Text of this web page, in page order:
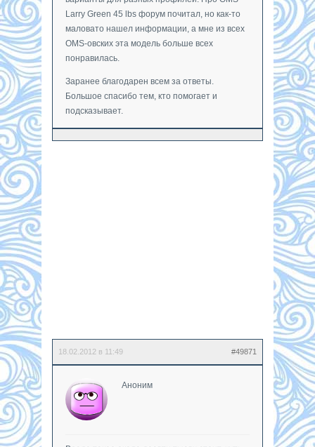
Larry Green 45 lbs форум почитал, но как-то
маловато нашел информации, а мне из всех
OMS-овских эта модель больше всех
понравилась.
Заранее благодарен всем за ответы.
Большое спасибо тем, кто помогает и
подсказывает.
18.02.2012 в 11:49 #49871
Аноним